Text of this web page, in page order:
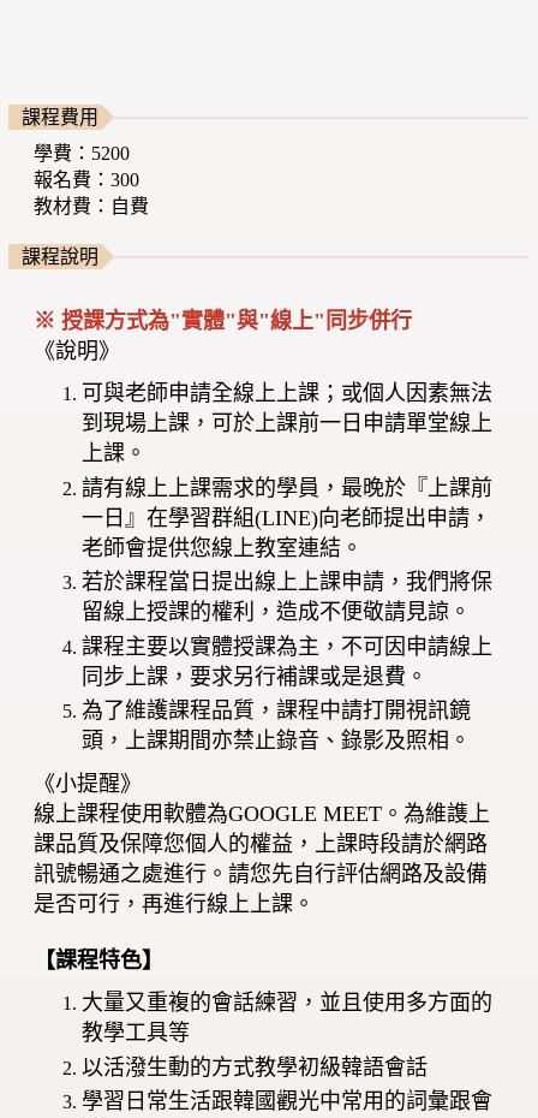
課程費用
學費：5200
報名費：300
教材費：自費
課程說明
※ 授課方式為"實體"與"線上"同步併行
《說明》
可與老師申請全線上上課；或個人因素無法
到現場上課，可於上課前一日申請單堂線上
上課。
請有線上上課需求的學員，最晚於『上課前
一日』在學習群組(LINE)向老師提出申請，
老師會提供您線上教室連結。
若於課程當日提出線上上課申請，我們將保
留線上授課的權利，造成不便敬請見諒。
課程主要以實體授課為主，不可因申請線上
同步上課，要求另行補課或是退費。
為了維護課程品質，課程中請打開視訊鏡
頭，上課期間亦禁止錄音、錄影及照相。
《小提醒》
線上課程使用軟體為GOOGLE MEET。為維謢上
課品質及保障您個人的權益，上課時段請於網路
訊號暢通之處進行。請您先自行評估網路及設備
是否可行，再進行線上上課。
【課程特色】
大量又重複的會話練習，並且使用多方面的
教學工具等
以活潑生動的方式教學初級韓語會話
學習日常生活跟韓國觀光中常用的詞彙跟會